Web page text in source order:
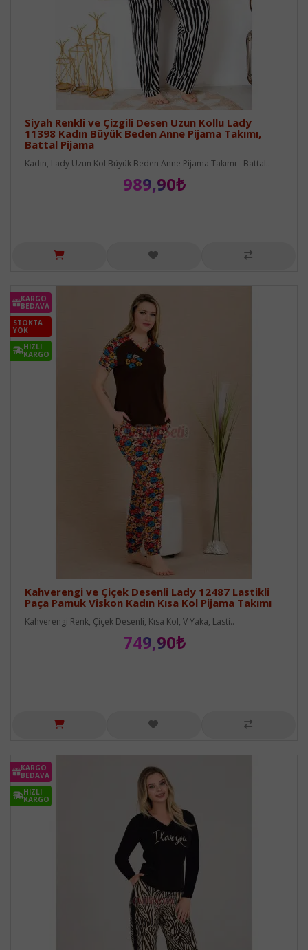
Siyah Renkli ve Çizgili Desen Uzun Kollu Lady
11398 Kadın Büyük Beden Anne Pijama Takımı,
Battal Pijama
Kadın, Lady Uzun Kol Büyük Beden Anne Pijama Takımı - Battal..
989,90₺
KARGO
BEDAVA
STOKTA
YOK
HIZLI
KARGO
Kahverengi ve Çiçek Desenli Lady 12487 Lastikli
Paça Pamuk Viskon Kadın Kısa Kol Pijama Takımı
Kahverengi Renk, Çiçek Desenli, Kısa Kol, V Yaka, Lasti..
749,90₺
KARGO
BEDAVA
HIZLI
KARGO